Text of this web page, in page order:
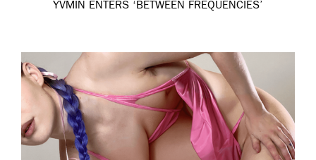
YVMIN ENTERS ‘BETWEEN FREQUENCIES’